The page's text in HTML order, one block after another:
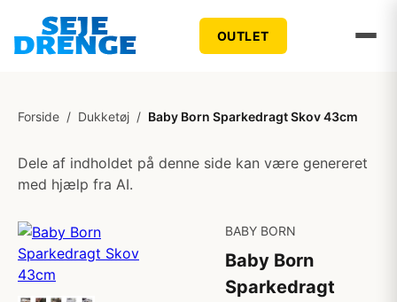
OUTLET
Forside / Dukketøj / Baby Born Sparkedragt Skov 43cm
Dele af indholdet på denne side kan være genereret
med hjælp fra AI.
BABY BORN
Baby Born
Sparkedragt